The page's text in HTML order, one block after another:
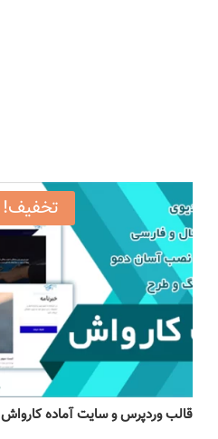
تخفیف!
قالب وردپرس و سایت آماده کارواش